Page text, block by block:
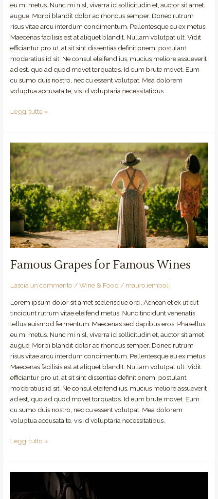
eu mi metus. Nunc mi nisl, viverra id sollicitudin et, auctor sit amet
augue. Morbi blandit dolor ac rhoncus semper. Donec rutrum
risus vitae arcu interdum condimentum. Pellentesque eu ex metus.
Maecenas facilisis est at aliquet blandit. Nullam volutpat ult. Vidit
efficiantur pro ut, at sit sint dissentias definitionem, postulant
moderatius id sit. Ne consul eleifend ius, mucius meliore assueverit
ad est, quo ad quod movet torquatos. Id eum brute movet. Eum
cu sumo duis nostro, nec cu essent volutpat. Mea dolorem
voluptua accusata te, vis id voluptaria necessitatibus.
Leggi tutto »
Famous Grapes for Famous Wines
Lascia un commento /Wine & Food / mauro.iemboli
Lorem ipsum dolor sit amet scelerisque orci. Aenean et ex ut elit
tincidunt rutrum vitae eleifend metus. Nunc tincidunt venenatis
tellus euismod fermentum. Maecenas sed dapibus eros. Phasellus
eu mi metus. Nunc mi nisl, viverra id sollicitudin et, auctor sit amet
augue. Morbi blandit dolor ac rhoncus semper. Donec rutrum
risus vitae arcu interdum condimentum. Pellentesque eu ex metus.
Maecenas facilisis est at aliquet blandit. Nullam volutpat ult. Vidit
efficiantur pro ut, at sit sint dissentias definitionem, postulant
moderatius id sit. Ne consul eleifend ius, mucius meliore assueverit
ad est, quo ad quod movet torquatos. Id eum brute movet. Eum
cu sumo duis nostro, nec cu essent volutpat. Mea dolorem
voluptua accusata te, vis id voluptaria necessitatibus.
Famous
Grapes
for
Famous
Wines
Leggi tutto »